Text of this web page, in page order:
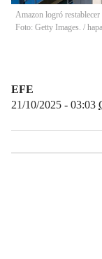
Amazon logró
Foto: Getty Images. /
EFE
21/10/2025 - 03:03